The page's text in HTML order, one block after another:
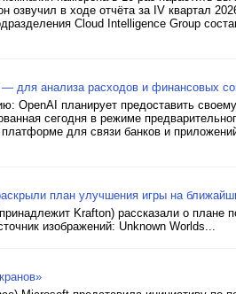
в ходе отчёта за IV квартал
Cloud Intelligence Group
для анализа расходов и финансовых
OpenAI планирует предоставить
сегодня в режиме
для связи банков и
план улучшения игры на
Krafton) рассказали о плане
изображений: Unknown Worlds...